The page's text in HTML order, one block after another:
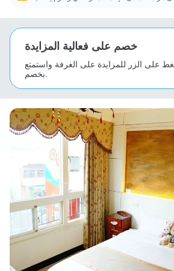
خصم على فعالية المزايدة
على الزر للمزايدة على الغرفة واستمتع